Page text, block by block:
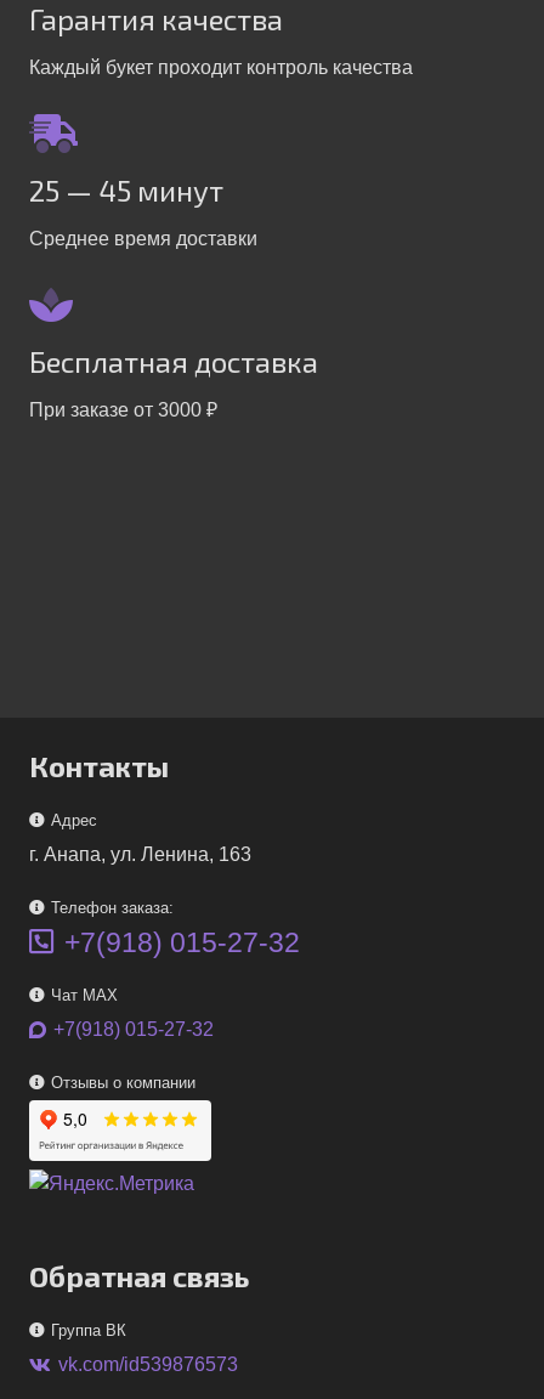
Гарантия качества
Каждый букет проходит контроль качества
25 — 45 минут
Среднее время доставки
Бесплатная доставка
При заказе от 3000 ₽
Контакты
Адрес
г. Анапа, ул. Ленина, 163
Телефон заказа:
+7(918) 015-27-32
Чат MAX
+7(918) 015-27-32
Отзывы о компании
Обратная связь
Группа ВК
vk.com/id539876573